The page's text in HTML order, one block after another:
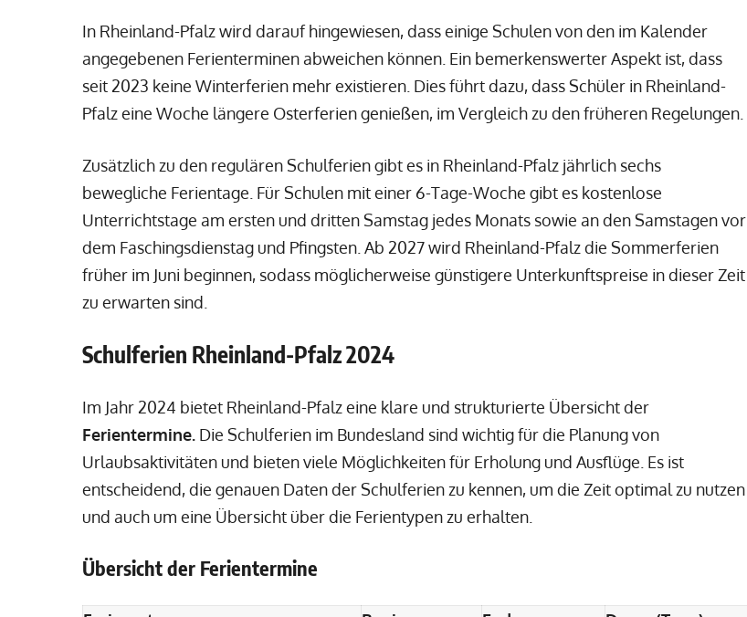
In Rheinland-Pfalz wird darauf hingewiesen, dass einige Schulen von den im Kalender
angegebenen Ferienterminen abweichen können. Ein bemerkenswerter Aspekt ist, dass
seit 2023 keine Winterferien mehr existieren. Dies führt dazu, dass Schüler in Rheinland-
Pfalz eine Woche längere Osterferien genießen, im Vergleich zu den früheren Regelungen.
Zusätzlich zu den regulären Schulferien gibt es in Rheinland-Pfalz jährlich sechs
bewegliche Ferientage. Für Schulen mit einer 6-Tage-Woche gibt es kostenlose
Unterrichtstage am ersten und dritten Samstag jedes Monats sowie an den Samstagen vor
dem Faschingsdienstag und Pfingsten. Ab 2027 wird Rheinland-Pfalz die Sommerferien
früher im Juni beginnen, sodass möglicherweise günstigere Unterkunftspreise in dieser Zeit
zu erwarten sind.
Schulferien Rheinland-Pfalz 2024
Im Jahr 2024 bietet Rheinland-Pfalz eine klare und strukturierte Übersicht der
Ferientermine. Die Schulferien im Bundesland sind wichtig für die Planung von
Urlaubsaktivitäten und bieten viele Möglichkeiten für Erholung und Ausflüge. Es ist
entscheidend, die genauen Daten der Schulferien zu kennen, um die Zeit optimal zu nutzen
und auch um eine Übersicht über die Ferientypen zu erhalten.
Übersicht der Ferientermine